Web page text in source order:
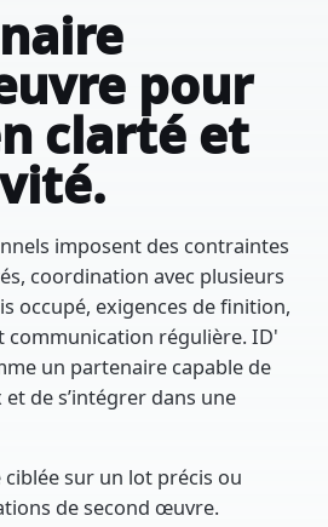
pour
clarté et
imposent des contraintes
coordination avec plusieurs
occupé, exigences de finition,
communication régulière. ID'
un partenaire capable de
de s’intégrer dans une
sur un lot précis ou
de second œuvre.